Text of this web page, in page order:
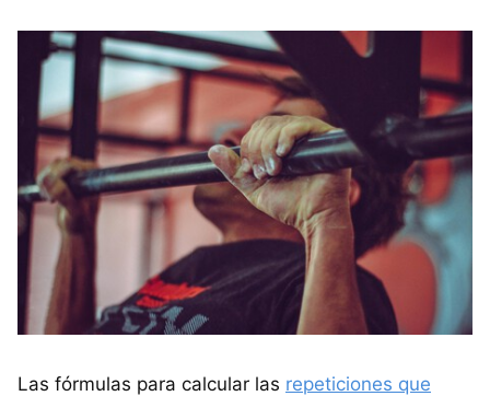
Las fórmulas para calcular las repeticiones que